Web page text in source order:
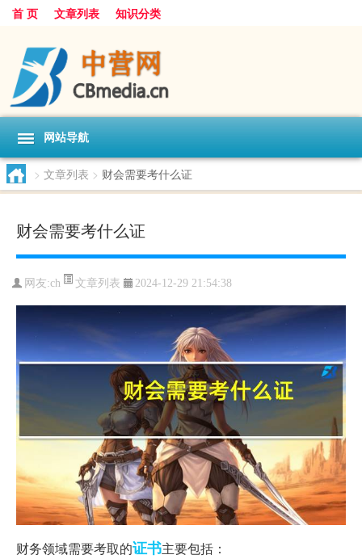
首 页 文章列表 知识分类
网站导航
> 文章列表 > 财会需要考什么证
财会需要考什么证
网友:ch 文章列表 2024-12-29 21:54:38
财务领域需要考取的证书主要包括：